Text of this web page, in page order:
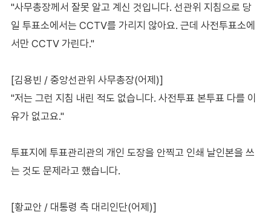
"사무총장께서 잘못 알고 계신 것입니다. 선관위 지침으로 당
일 투표소에서는 CCTV를 가리지 않아요. 근데 사전투표소에
서만 CCTV 가린다."
[김용빈 / 중앙선관위 사무총장(어제)]
"저는 그런 지침 내린 적도 없습니다. 사전투표 본투표 다를 이
유가 없고요."
투표지에 투표관리관의 개인 도장을 안찍고 인쇄 날인본을 쓰
는 것도 문제라고 했습니다.
[황교안 / 대통령 측 대리인단(어제)]